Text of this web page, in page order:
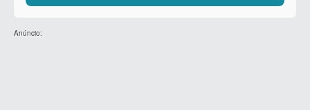
Anúncio: